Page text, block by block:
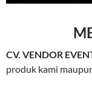
CV. VENDOR
produk kami